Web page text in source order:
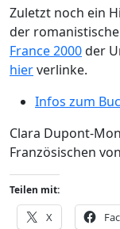
Zuletzt noch ein
der
France 2000der
hierverlinke.
Infos zum
Clara Dupont-
Französischen
Teilen mit:
X